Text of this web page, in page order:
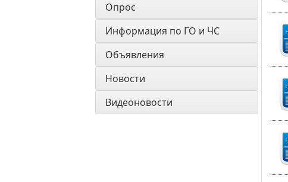
Опрос
Информация по ГО и ЧС
Объявления
Новости
Видеоновости